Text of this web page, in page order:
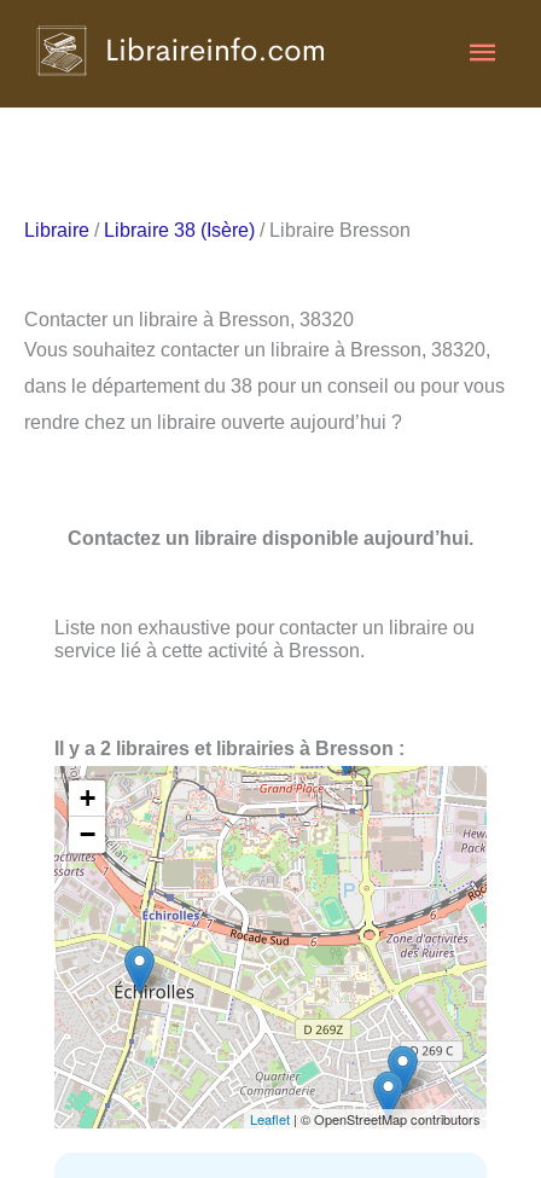
Libraire / Libraire 38 (Isère) / Libraire Bresson
Contacter un libraire à Bresson, 38320
Vous souhaitez contacter un libraire à Bresson, 38320,
dans le département du 38 pour un conseil ou pour vous
rendre chez un libraire ouverte aujourd’hui ?
Contactez un libraire disponible aujourd’hui.
Liste non exhaustive pour contacter un libraire ou
service lié à cette activité à Bresson.
Il y a 2 libraires et librairies à Bresson :
+
−
Leaflet | © OpenStreetMap contributors